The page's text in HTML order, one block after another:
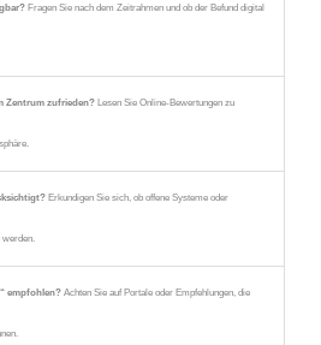
Fragen Sie nach dem Zeitrahmen und ob der Befund digital
Zentrum zufrieden?Lesen Sie Online-Bewertungen zu
Erkundigen Sie sich, ob offene Systeme oder
empfohlen?Achten Sie auf Portale oder Empfehlungen, die